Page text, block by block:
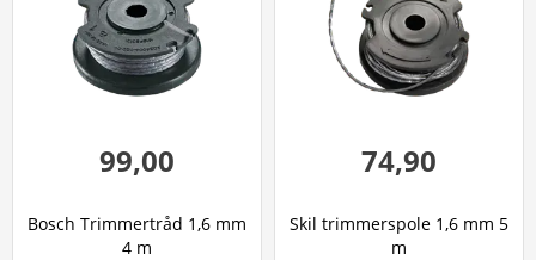
99,00
Bosch Trimmertråd 1,6 mm
4 m
74,90
Skil trimmerspole 1,6 mm 5
m